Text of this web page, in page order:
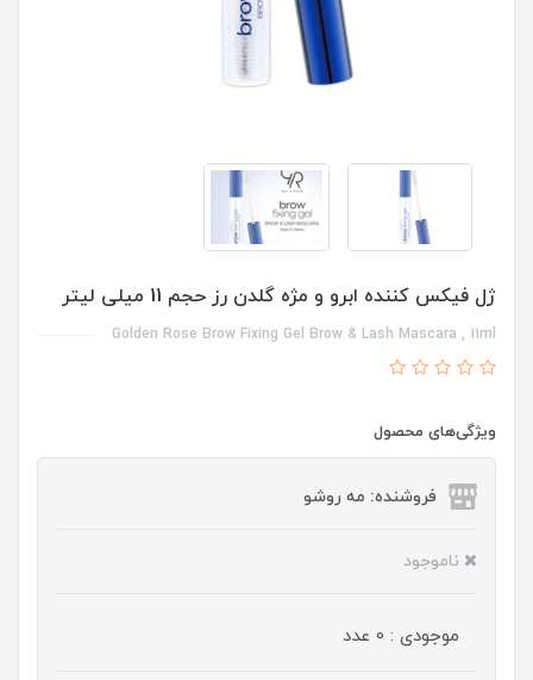
ژل فیکس کننده ابرو و مژه گلدن رز حجم 11 میلی لیتر
Golden Rose Brow Fixing Gel Brow & Lash Mascara , 11ml
ویژگی‌های محصول
فروشنده: مه رو‌شو
ناموجود
موجودی : 0 عدد